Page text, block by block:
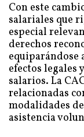
Con este
salariales que
especial
derechos
equiparándose
efectos legales
salarios. La
relacionadas
modalidades
asistencia